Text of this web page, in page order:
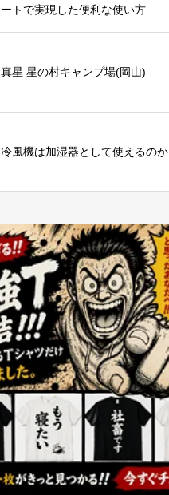
ートで実現した便利な使い方
真星 星の村キャンプ場(岡山)
冷風機は加湿器として使えるのか